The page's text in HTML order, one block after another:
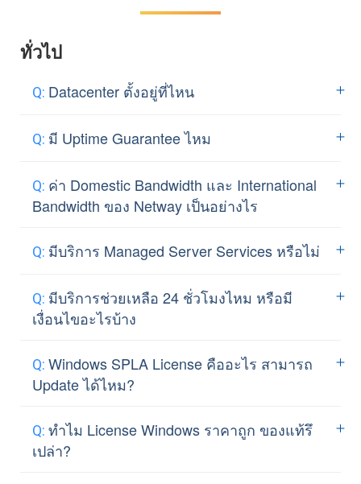
ทั่วไป
Datacenter ตั้งอยู่ที่ไหน
Netway มี Datacenter ใช้บริการภายใต้
การดูแลของบริษัท Proen Internet ซึ่งเป็นผู้
วงจร (ISP) ให้บริการผ่านโครงข่าย Fiber
Optic ที่มีประสิทธิภาพสูง ทั้งยังได้รับการ
Information Security Management
ความมั่นคงปลอดภัยของข้อมูลที่บริษัทชั้น
นำให้ความสำคัญ มุ่งเน้นการบริหารจัดการ
ด้วยการนำเอามาตรฐานดังกล่าวมาเป็น
แนวทางดำเนินงานของการให้บริการศูนย์
ได้บริการที่ได้มาตรฐานแก่ลูกค้าและตรง
ตามมาตรฐาน ISO 27001 พร้อมทั้ง
มี Uptime Guarantee ไหม
Uptime 99.99% ทั้งนี้ลูกค้าสามารถศึกษา
เงื่อนไขการให้บริการได้จากLink
ค่า Domestic Bandwidth และ International
Bandwidth ของ Netway เป็นอย่างไร
มี Domestic Bandwidth 5 Gbps Shared.
(data transfer unlimited) และ
International Bandwidth 1 Mbps Shared.
(data transfer unlimited)
มีบริการ Managed Server Services หรือไม่
Netway มีบริการ
Managed Server
Servicesสำหรับให้บริการ ลูกค้าสามารถ
ศึกษาความแตกต่างในแต่ละบริการได้
มีบริการช่วยเหลือ 24 ชั่วโมงไหม หรือมี
เงื่อนไขอะไรบ้าง
Netway มีบริการช่วยเหลือ
และแก้ไขปัญหาทางด้านเทคนิคให้กับลูกค้า
ทั้งทางหมายเลขโทรศัพท์ 02 055 1095
และผ่านทาง Email โดยส่งอีเมลล์เข้ามาที่
support@netway.co.th ได้ทุกวันไม่เว้นวัน
หยุดราชการ ตลอด 24 ชั่วโมง ภายใต้
Windows SPLA License คืออะไร สามารถ
Update ได้ไหม?
Service Provider License Agreement คือ
การซื้อ License แบบเช่าใช้รายเดือนผ่านผู้
ทำไม License Windows ราคาถูก ของแท้รึ
เปล่า?